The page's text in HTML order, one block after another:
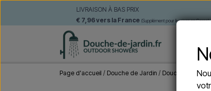
LIVRAISON À BAS PRIX
€ 7,96 vers la France(Supplément pour livraison en Corse)
Page d'accueil Douche de Jardin Douches